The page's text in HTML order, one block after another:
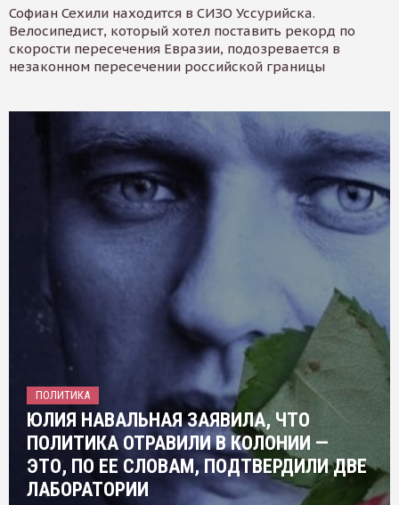
Софиан Сехили находится в СИЗО Уссурийска.
Велосипедист, который хотел поставить рекорд по
скорости пересечения Евразии, подозревается в
незаконном пересечении российской границы
ПОЛИТИКА
ЮЛИЯ НАВАЛЬНАЯ ЗАЯВИЛА, ЧТО
ПОЛИТИКА ОТРАВИЛИ В КОЛОНИИ —
ЭТО, ПО ЕЕ СЛОВАМ, ПОДТВЕРДИЛИ ДВЕ
ЛАБОРАТОРИИ